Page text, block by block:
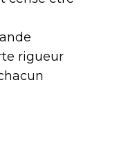
rigueur